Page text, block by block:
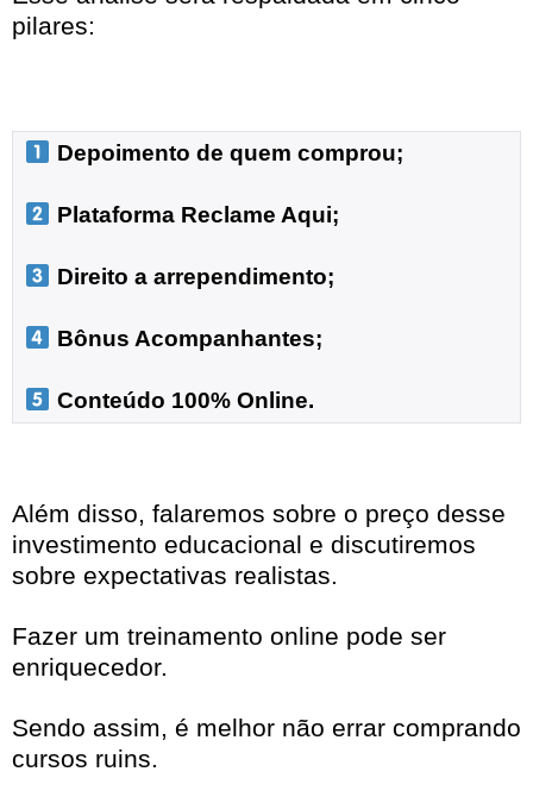
pilares:
Depoimento de quem comprou;
Plataforma Reclame Aqui;
Direito a arrependimento;
Bônus Acompanhantes;
Conteúdo 100% Online.
Além disso, falaremos sobre o preço desse
investimento educacional e discutiremos
sobre expectativas realistas.
Fazer um treinamento online pode ser
enriquecedor.
Sendo assim, é melhor não errar comprando
cursos ruins.